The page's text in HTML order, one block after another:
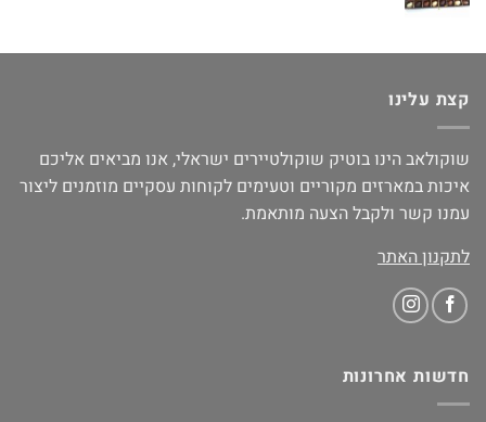
קצת עלינו
שוקולאב הינו בוטיק שוקולטיירים ישראלי, אנו מביאים אליכם
איכות במארזים מקוריים וטעימים לקוחות עסקיים מוזמנים ליצור
עמנו קשר ולקבל הצעה מותאמת.
לתקנון האתר
חדשות אחרונות